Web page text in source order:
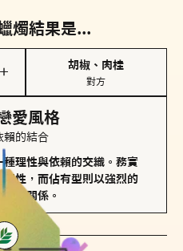
燭結果是...
＋
胡椒、肉桂
對方
愛風格
賴的結合
理性與依賴的交織。務實
性，而佔有型則以強烈的
護關係。